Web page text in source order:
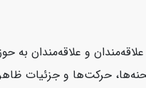
و علاقه‌مندان به
حرکت‌ها و جزئیات